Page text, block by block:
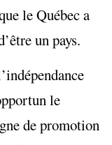
le Québec a
un pays.
le
de promotion